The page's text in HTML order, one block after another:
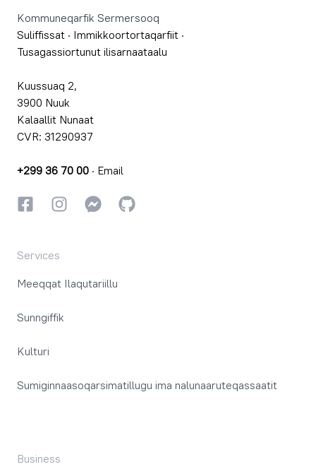
Kommuneqarfik Sermersooq
Suliffissat · Immikkoortortaqarfiit ·
Tusagassiortunut ilisarnaataalu
Kuussuaq 2,
3900 Nuuk
Kalaallit Nunaat
CVR: 31290937
+299 36 70 00 · Email
FacebookkiInstagrammiInstagrammi
GitHub
Services
Meeqqat Ilaqutariillu
Sunngiffik
Kulturi
Sumiginnaasoqarsimatillugu ima nalunaaruteqassaatit
Business